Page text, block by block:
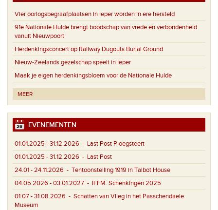
Vier oorlogsbegraafplaatsen in Ieper worden in ere hersteld
91e Nationale Hulde brengt boodschap van vrede en verbondenheid
vanuit Nieuwpoort
Herdenkingsconcert op Railway Dugouts Burial Ground
Nieuw-Zeelands gezelschap speelt in Ieper
Maak je eigen herdenkingsbloem voor de Nationale Hulde
MEER
EVENEMENTEN
01.01.2025 - 31.12.2026 - Last Post Ploegsteert
01.01.2025 - 31.12.2026 - Last Post
24.01 - 24.11.2026 - Tentoonstelling 1919 in Talbot House
04.05.2026 - 03.01.2027 - IFFM: Schenkingen 2025
01.07 - 31.08.2026 - Schatten van Vlieg in het Passchendaele
Museum